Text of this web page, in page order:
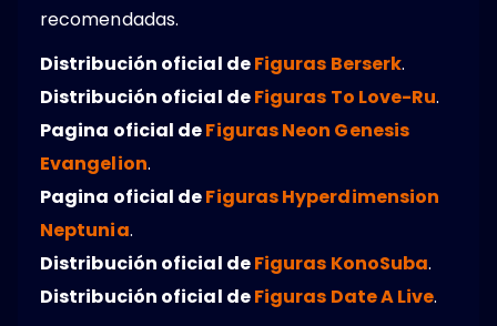
recomendadas.
Distribución oficial deFiguras Berserk.
Distribución oficial deFiguras To Love-Ru.
Pagina oficial deFiguras Neon Genesis
Evangelion.
Pagina oficial deFiguras Hyperdimension
Neptunia.
Distribución oficial deFiguras KonoSuba.
Distribución oficial deFiguras Date A Live.